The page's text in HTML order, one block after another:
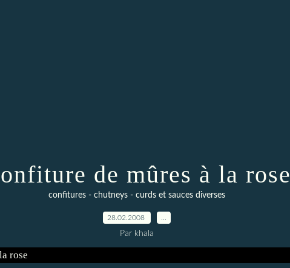
de mûres à la rose
confitures - chutneys - curds et sauces diverses
28.02.2008
Par khala